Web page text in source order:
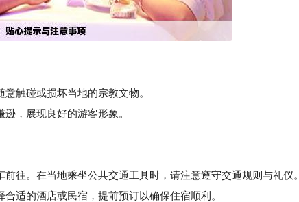
触碰或损坏当地的宗教文物。
，展现良好的游客形象。
往。在当地乘坐公共交通工具时，请注意遵守交通规则与礼仪。
的酒店或民宿，提前预订以确保住宿顺利。